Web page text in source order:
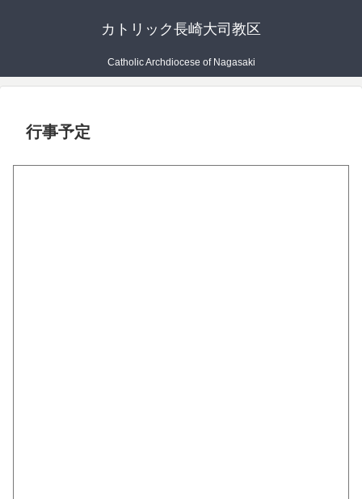
カトリック長崎大司教区
Catholic Archdiocese of Nagasaki
行事予定